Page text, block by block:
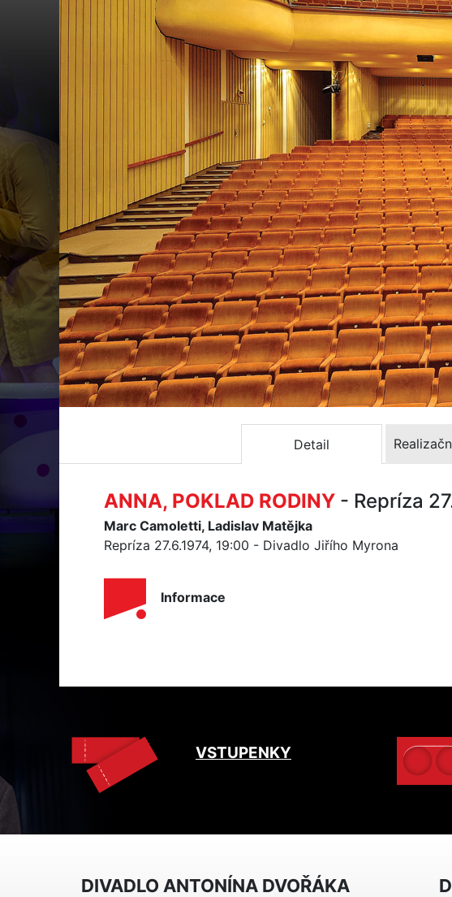
Detail
ANNA, POKLAD RODINY - Repríza
Marc Camoletti, Ladislav Matějka
Repríza 27.6.1974, 19:00 - Divadlo Jiřího Myrona
Informace
VSTUPENKY
DIVADLO ANTONÍNA DVOŘÁKA